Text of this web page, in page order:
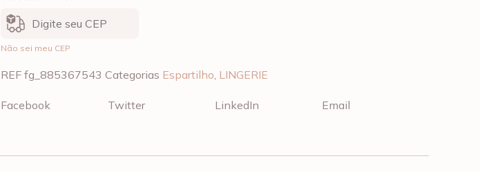
Não sei meu CEP
REF fg_885367543 Categorias Espartilho LINGERIE
Facebook Twitter LinkedIn Email